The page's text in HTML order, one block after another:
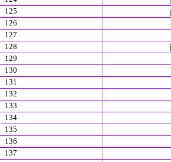
125
126
127
128
129
130
131
132
133
134
135
136
137